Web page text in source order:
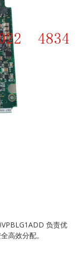
负责优
高效分配。